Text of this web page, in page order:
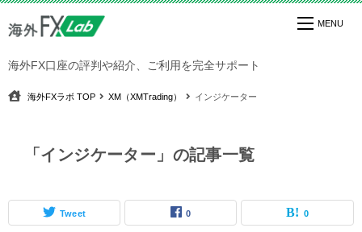
海外FX口座の評判や紹介、ご利用を完全サポート
海外FXラボ TOP XM（XMTrading） インジケーター
「インジケーター」の記事一覧
Tweet 0 0